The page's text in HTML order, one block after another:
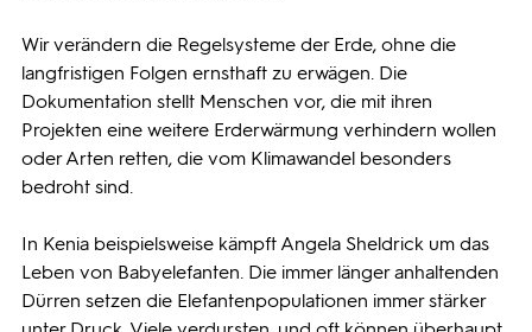
Wir verändern die Regelsysteme der Erde, ohne die
langfristigen Folgen ernsthaft zu erwägen. Die
Dokumentation stellt Menschen vor, die mit ihren
Projekten eine weitere Erderwärmung verhindern wollen
oder Arten retten, die vom Klimawandel besonders
bedroht sind.
In Kenia beispielsweise kämpft Angela Sheldrick um das
Leben von Babyelefanten. Die immer länger anhaltenden
Dürren setzen die Elefantenpopulationen immer stärker